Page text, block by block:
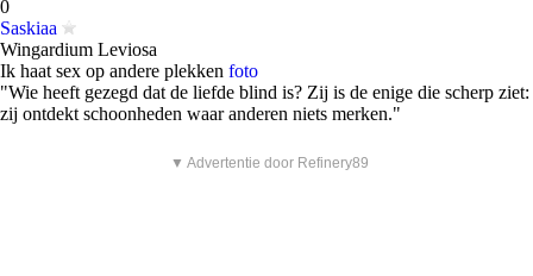
0
Saskiaa
Wingardium Leviosa
Ik haat sex op andere plekken foto
"Wie heeft gezegd dat de liefde blind is? Zij is de enige die scherp ziet:
zij ontdekt schoonheden waar anderen niets merken."
▼ Advertentie door Refinery89